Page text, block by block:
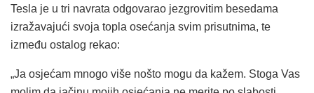
Tesla je u tri navrata odgovarao jezgrovitim besedama
izražavajući svoja topla osećanja svim prisutnima, te
između ostalog rekao:
„Ja osjećam mnogo više nošto mogu da kažem. Stoga Vas